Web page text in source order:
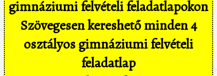
gimnáziumi felvételi feladatlapokon
Szövegesen kereshető minden 4
osztályos gimnáziumi felvételi
feladatlap